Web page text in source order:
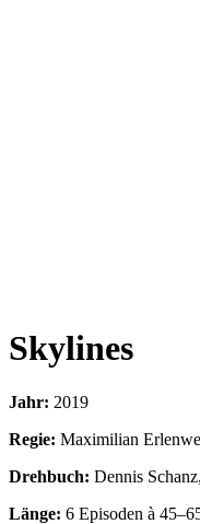
Skylines
Jahr: 2019
Regie: Maximilian
Drehbuch: Dennis
Länge: 6 Episoden à